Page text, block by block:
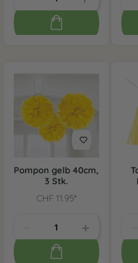
Pompon gelb 40cm,
3 Stk.
CHF 11.95*